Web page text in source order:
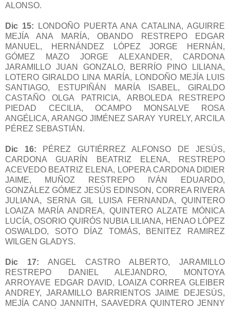
ALONSO.
Dic 15: LONDOÑO PUERTA ANA CATALINA, AGUIRRE
MEJÍA ANA MARÍA, OBANDO RESTREPO EDGAR
MANUEL, HERNÁNDEZ LÓPEZ JORGE HERNÁN,
GÓMEZ MAZO JORGE ALEXANDER, CARDONA
JARAMILLO JUAN GONZALO, BERRÍO PINO LILIANA,
LOTERO GIRALDO LINA MARÍA, LONDOÑO MEJÍA LUIS
SANTIAGO, ESTUPIÑÁN MARÍA ISABEL, GIRALDO
CASTAÑO OLGA PATRICIA, ARBOLEDA RESTREPO
PIEDAD CECILIA, OCAMPO MONSALVE ROSA
ANGÉLICA, ARANGO JIMÉNEZ SARAY YURELY, ARCILA
PÉREZ SEBASTIÁN.
Dic 16: PÉREZ GUTIÉRREZ ALFONSO DE JESÚS,
CARDONA GUARÍN BEATRIZ ELENA, RESTREPO
ACEVEDO BEATRIZ ELENA, LOPERA CARDONA DIDIER
JAIME, MUÑOZ RESTREPO IVÁN EDUARDO,
GONZÁLEZ GÓMEZ JESÚS EDINSON, CORREA RIVERA
JULIANA, SERNA GIL LUISA FERNANDA, QUINTERO
LOAIZA MARÍA ANDREA, QUINTERO ALZATE MÓNICA
LUCÍA, OSORIO QUIRÓS NUBIA LILIANA, HENAO LÓPEZ
OSWALDO, SOTO DÍAZ TOMÁS, BENITEZ RAMIREZ
WILGEN GLADYS.
Dic 17: ANGEL CASTRO ALBERTO, JARAMILLO
RESTREPO DANIEL ALEJANDRO, MONTOYA
ARROYAVE EDGAR DAVID, LOAIZA CORREA GLEIBER
ANDREY, JARAMILLO BARRIENTOS JAIME DEJESÚS,
MEJÍA CANO JANNITH, SAAVEDRA QUINTERO JENNY